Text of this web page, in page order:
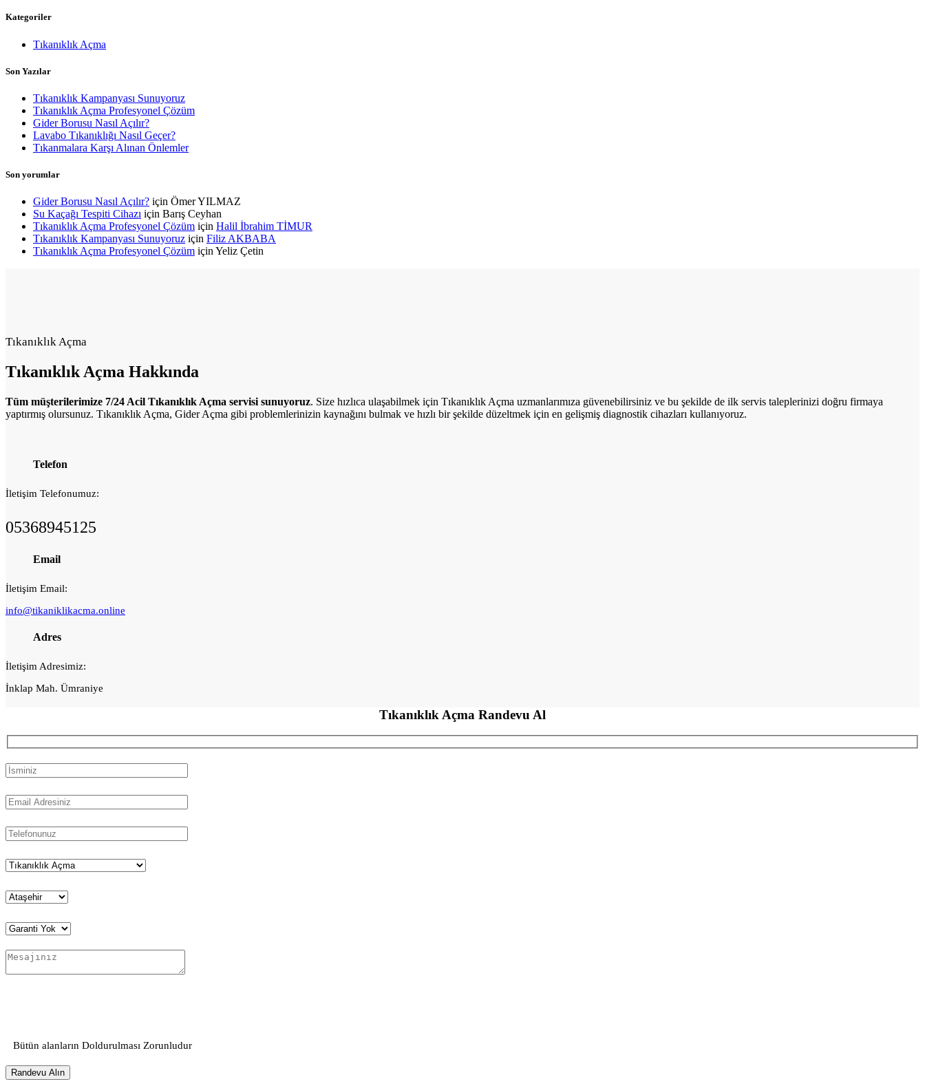
Kategoriler
Tıkanıklık Açma
Son Yazılar
Tıkanıklık Kampanyası Sunuyoruz
Tıkanıklık Açma Profesyonel Çözüm
Gider Borusu Nasıl Açılır?
Lavabo Tıkanıklığı Nasıl Geçer?
Tıkanmalara Karşı Alınan Önlemler
Son yorumlar
Gider Borusu Nasıl Açılır? için Ömer YILMAZ
Su Kaçağı Tespiti Cihazı için Barış Ceyhan
Tıkanıklık Açma Profesyonel Çözüm için Halil İbrahim TİMUR
Tıkanıklık Kampanyası Sunuyoruz için Filiz AKBABA
Tıkanıklık Açma Profesyonel Çözüm için Yeliz Çetin
Tıkanıklık Açma
TıkanıklıkAçma Hakkında
Tüm müşterilerimize 7/24 Acil Tıkanıklık Açma servisi sunuyoruz. Size hızlıca ulaşabilmek için Tıkanıklık Açma uzmanlarımıza güvenebilirsiniz ve bu şekilde de ilk servis taleplerinizi doğru firmaya
yaptırmış olursunuz. Tıkanıklık Açma, Gider Açma gibi problemlerinizin kaynağını bulmak ve hızlı bir şekilde düzeltmek için en gelişmiş diagnostik cihazları kullanıyoruz.
Telefon
İletişim Telefonumuz:
05368945125
Email
İletişim Email:
info@tikaniklikacma.online
Adres
İletişim Adresimiz:
İnklap Mah. Ümraniye
Tıkanıklık Açma Randevu Al
Bütün alanların Doldurulması Zorunludur